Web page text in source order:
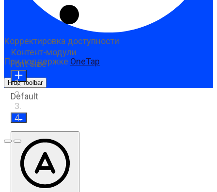
Предыдущий слайд
Следующий слайд
Корректировка доступности
При поддержке OneTap
Hide Toolbar
Контент-модули
Font Size
Default